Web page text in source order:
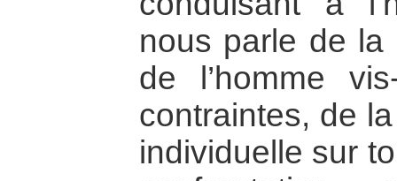
nous parle de la
de l’homme
contraintes, de
individuelle sur